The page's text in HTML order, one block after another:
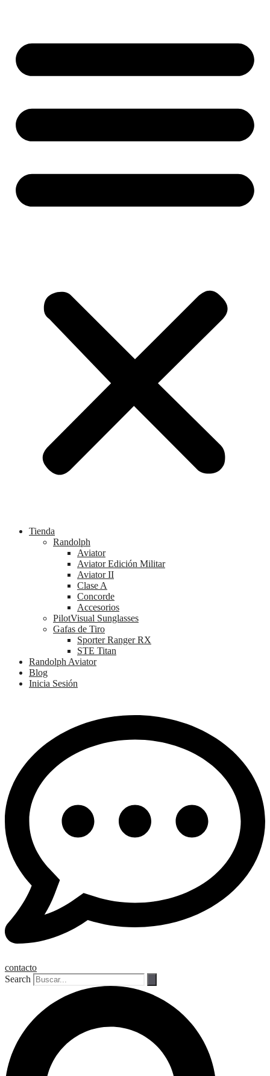
Tienda
Randolph
Aviator
Aviator Edición Militar
Aviator II
Clase A
Concorde
Accesorios
PilotVisual Sunglasses
Gafas de Tiro
Sporter Ranger RX
STE Titan
Randolph Aviator
Blog
Inicia Sesión
contacto
Search